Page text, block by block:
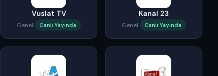
Vuslat TV
Genel Canlı Yayında
Kanal 23
Genel Canlı Yayında